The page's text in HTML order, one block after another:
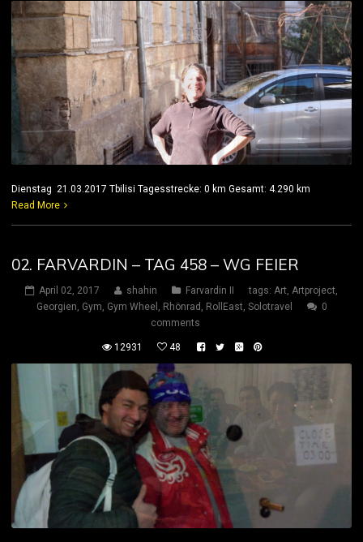
Dienstag 21.03.2017 Tbilisi Tagesstrecke: 0 km Gesamt: 4.290 km
Read More
02. FARVARDIN – TAG 458 – WG FEIER
April 02, 2017 shahin Farvardin II tags: Art, Artproject,
Georgien, Gym, Gym Wheel , Rhönrad , RollEast, Solotravel
0
comments
12931 48